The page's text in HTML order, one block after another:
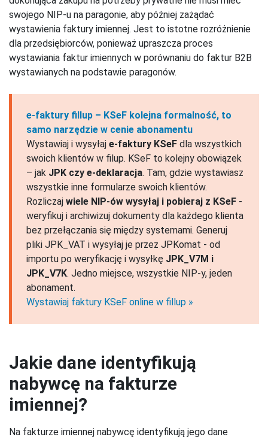
swojego NIP-u na paragonie, aby później zażądać
wystawienia faktury imiennej. Jest to istotne rozróżnienie
dla przedsiębiorców, ponieważ upraszcza proces
wystawiania faktur imiennych w porównaniu do faktur B2B
wystawianych na podstawie paragonów.
e-faktury fillup – KSeF kolejna formalność, to
samo narzędzie w cenie abonamentu
Wystawiaj i wysyłaj e-faktury KSeF dla wszystkich
swoich klientów w filup. KSeF to kolejny obowiązek
– jak JPK czy e-deklaracja. Tam, gdzie wystawiasz
wszystkie inne formularze swoich klientów.
Rozliczaj wiele NIP-ów wysyłaj i pobieraj z KSeF -
weryfikuj i archiwizuj dokumenty dla każdego klienta
bez przełączania się między systemami. Generuj
pliki JPK_VAT i wysyłaj je przez JPKomat - od
importu po weryfikację i wysyłkę JPK_V7M i
JPK_V7K. Jedno miejsce, wszystkie NIP-y, jeden
abonament.
Wystawiaj faktury KSeF online w fillup
Jakie dane identyfikują
nabywcę na fakturze
imiennej?
Na fakturze imiennej nabywcę identyfikują jego dane